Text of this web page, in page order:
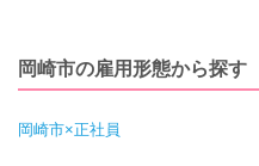
岡崎市の雇用形態から探す
岡崎市×正社員